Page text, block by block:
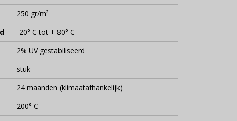
250 gr/m²
-20° C tot + 80° C
2% UV gestabiliseerd
stuk
24 maanden (klimaatafhankelijk)
200° C